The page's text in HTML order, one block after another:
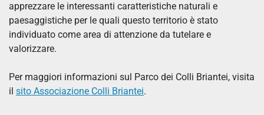
apprezzare le interessanti caratteristiche naturali e
paesaggistiche per le quali questo territorio è stato
individuato come area di attenzione da tutelare e
valorizzare.
Per maggiori informazioni sul Parco dei Colli Briantei, visita
il sito Associazione Colli Briantei.